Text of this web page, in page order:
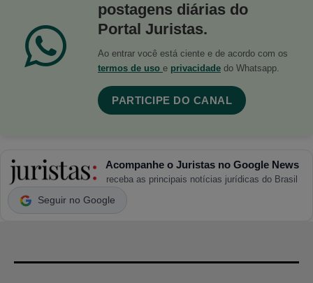
postagens diárias do
Portal Juristas.
Ao entrar você está ciente e de acordo com os
termos de uso e privacidade do Whatsapp.
PARTICIPE DO CANAL
Acompanhe o Juristas no Google News
receba as principais notícias jurídicas do Brasil
Seguir no Google